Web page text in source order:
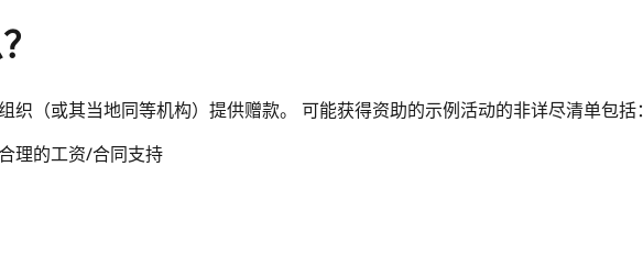
（或其当地同等机构）提供赠款。 可能获得资助的示例活动的非详尽清单包括：
理的工资/合同支持